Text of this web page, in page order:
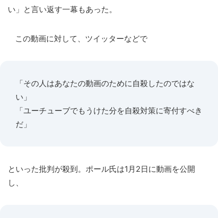
い」と言い返す一幕もあった。
この動画に対して、ツイッターなどで
「その人はあなたの動画のために自殺したのではな
い」
「ユーチューブでもうけた分を自殺対策に寄付すべき
だ」
といった批判が殺到。ポール氏は1月2日に動画を公開
し、